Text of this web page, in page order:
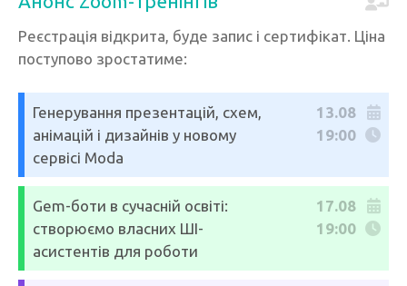
Реєстрація відкрита, буде запис і сертифікат. Ціна
поступово зростатиме:
Генерування презентацій, схем,
анімацій і дизайнів у новому
сервісі Moda
13.08
19:00
Gem-боти в сучасній освіті:
створюємо власних ШІ-
асистентів для роботи
17.08
19:00